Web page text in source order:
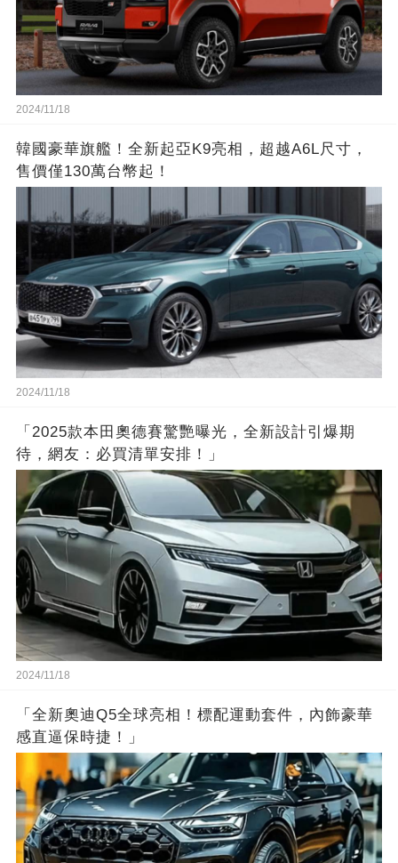
2024/11/18
韓國豪華旗艦！全新起亞K9亮相，超越A6L尺寸，
售價僅130萬台幣起！
2024/11/18
「2025款本田奧德賽驚艷曝光，全新設計引爆期
待，網友：必買清單安排！」
2024/11/18
「全新奧迪Q5全球亮相！標配運動套件，內飾豪華
感直逼保時捷！」